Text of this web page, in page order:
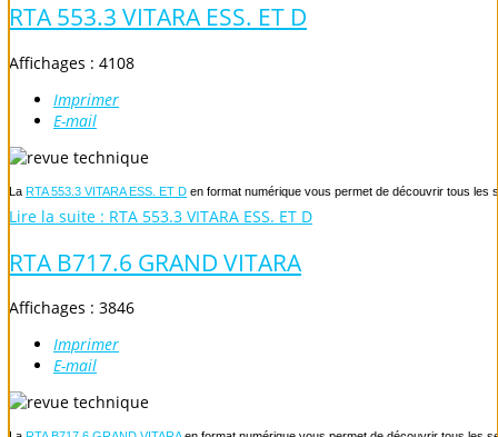
RTA 553.3 VITARA ESS. ET D
Affichages : 4108
Imprimer
E-mail
La RTA 553.3 VITARA ESS. ET D en format numérique vous permet de découvrir tous les
Lire la suite : RTA 553.3 VITARA ESS. ET D
RTA B717.6 GRAND VITARA
Affichages : 3846
Imprimer
E-mail